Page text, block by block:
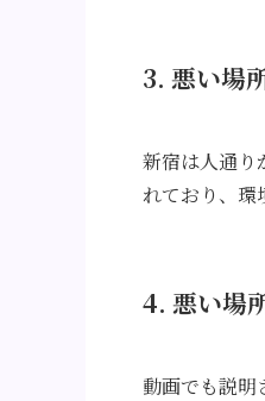
3. 悪い場
新宿は人通り
れており、環
4. 悪い場
動画でも説明